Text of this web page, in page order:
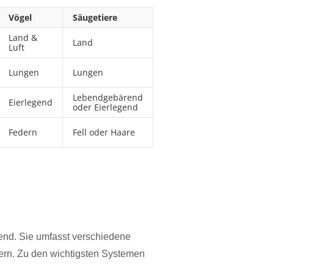
Vögel Säugetiere
Land &
Luft
Land
Lungen Lungen
Eierlegend
Lebendgebärend
oder Eierlegend
Federn Fell oder Haare
Sie umfasst verschiedene
Zu den wichtigsten Systemen